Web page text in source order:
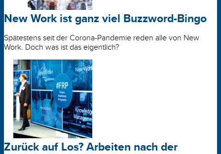
New Work ist ganz viel Buzzword-Bingo
Spätestens seit der Corona-Pandemie reden alle von New
Work. Doch was ist das eigentlich?
Zurück auf Los? Arbeiten nach der